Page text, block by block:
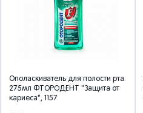
Ополаскиватель для полости рта
275мл ФТОРОДЕНТ "Защита от
кариеса", 1157